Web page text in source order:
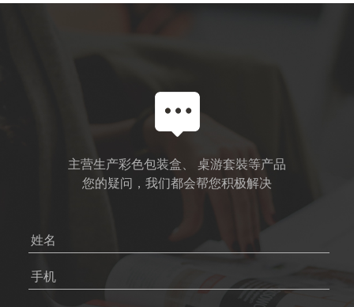
主营生产彩色包装盒、 桌游套裝等产品
您的疑问，我们都会帮您积极解决